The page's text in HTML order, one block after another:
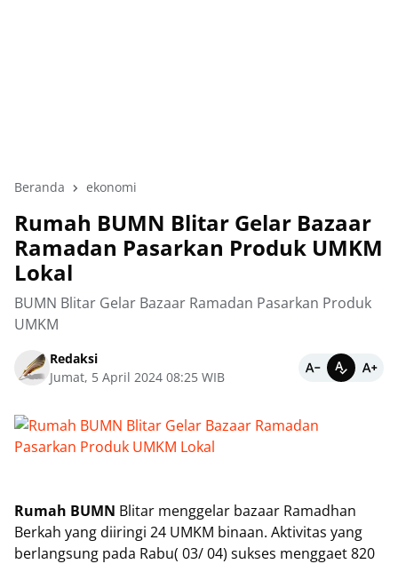
Beranda ekonomi
Rumah BUMN Blitar Gelar Bazaar
Ramadan Pasarkan Produk UMKM
Lokal
BUMN Blitar Gelar Bazaar Ramadan Pasarkan Produk
UMKM
Redaksi
Jumat, 5 April 2024 08:25 WIB
Rumah BUMN Blitar menggelar bazaar Ramadhan
Berkah yang diiringi 24 UMKM binaan. Aktivitas yang
berlangsung pada Rabu( 03/ 04) sukses menggaet 820